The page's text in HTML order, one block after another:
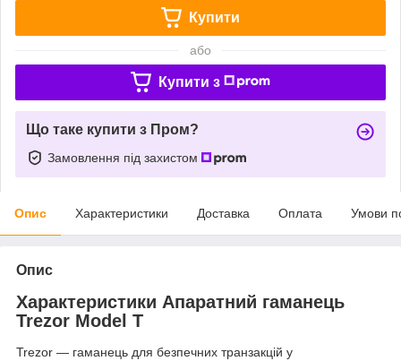
Купити
або
Купити з
Що таке купити з Пром?
Замовлення під захистом
Опис Характеристики Доставка Оплата Умови
Опис
Характеристики Апаратний гаманець
Trezor Model T
Trezor — гаманець для безпечних транзакцій у